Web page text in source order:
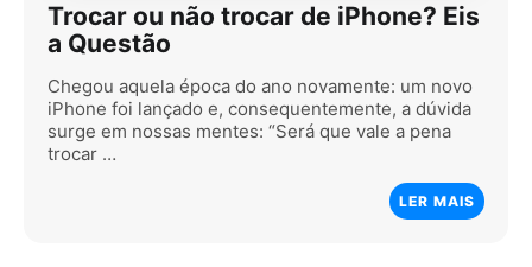
Trocar ou não trocar de iPhone? Eis
a Questão
Chegou aquela época do ano novamente: um novo
iPhone foi lançado e, consequentemente, a dúvida
surge em nossas mentes: “Será que vale a pena
trocar …
LER MAIS